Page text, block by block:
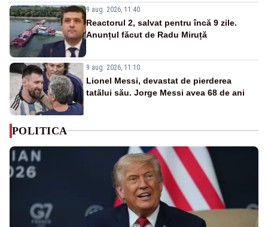
9 aug. 2026, 11:40
Reactorul 2, salvat pentru încă 9 zile.
Anunțul făcut de Radu Miruță
9 aug. 2026, 11:10
Lionel Messi, devastat de pierderea
tatălui său. Jorge Messi avea 68 de ani
POLITICA